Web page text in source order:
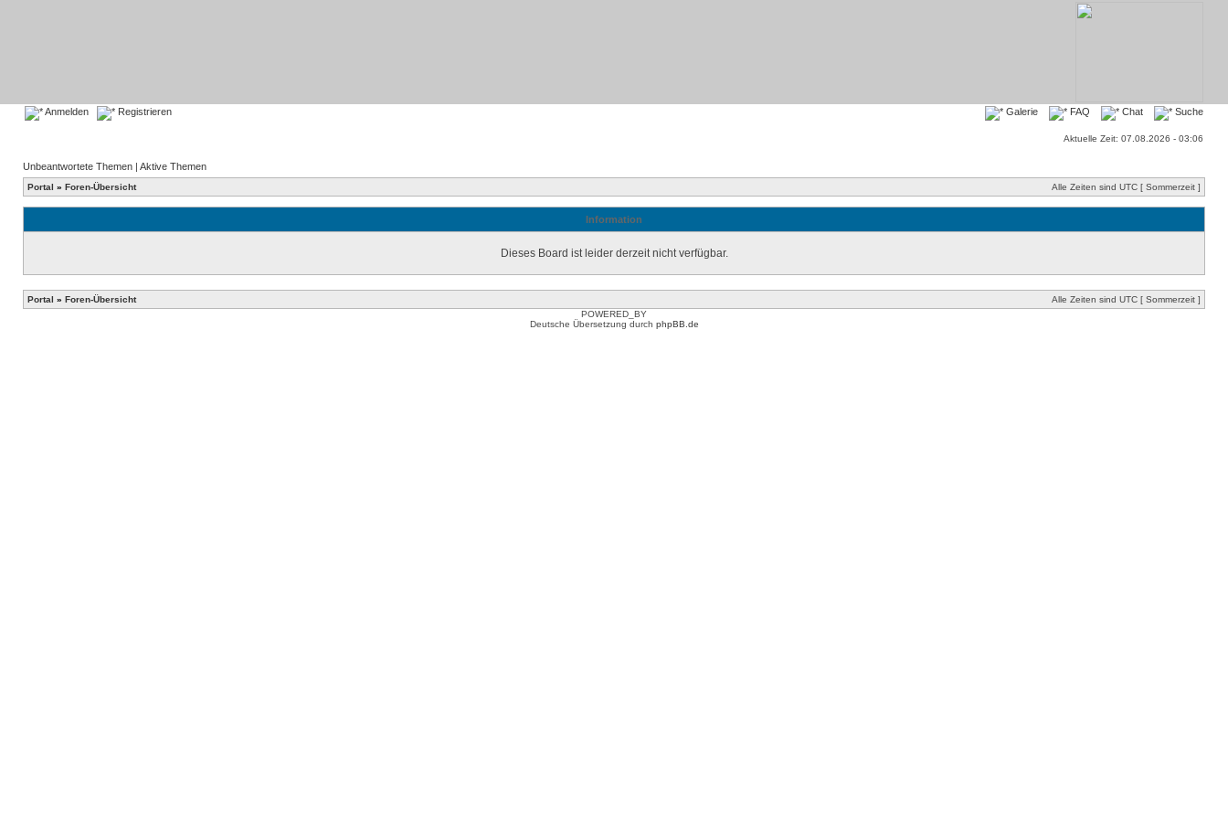
Anmelden Registrieren Galerie FAQ Chat Suche
Aktuelle Zeit: 07.08.2026 - 03:06
Unbeantwortete Themen | Aktive Themen
Portal » Foren-Übersicht Alle Zeiten sind UTC [ Sommerzeit ]
Information
Dieses Board ist leider derzeit nicht verfügbar.
Portal » Foren-Übersicht
Alle Zeiten sind UTC [ Sommerzeit ]
POWERED_BY
Deutsche Übersetzung durch phpBB.de